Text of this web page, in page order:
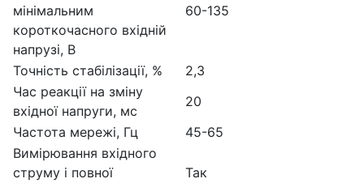
мінімальним
короткочасного вхідній
напрузі, В
60-135
Точність стабілізації, %
2,3
Час реакції на зміну
вхідної напруги, мс
20
Частота мережі, Гц
45-65
Вимірювання вхідного
струму і повної
Так